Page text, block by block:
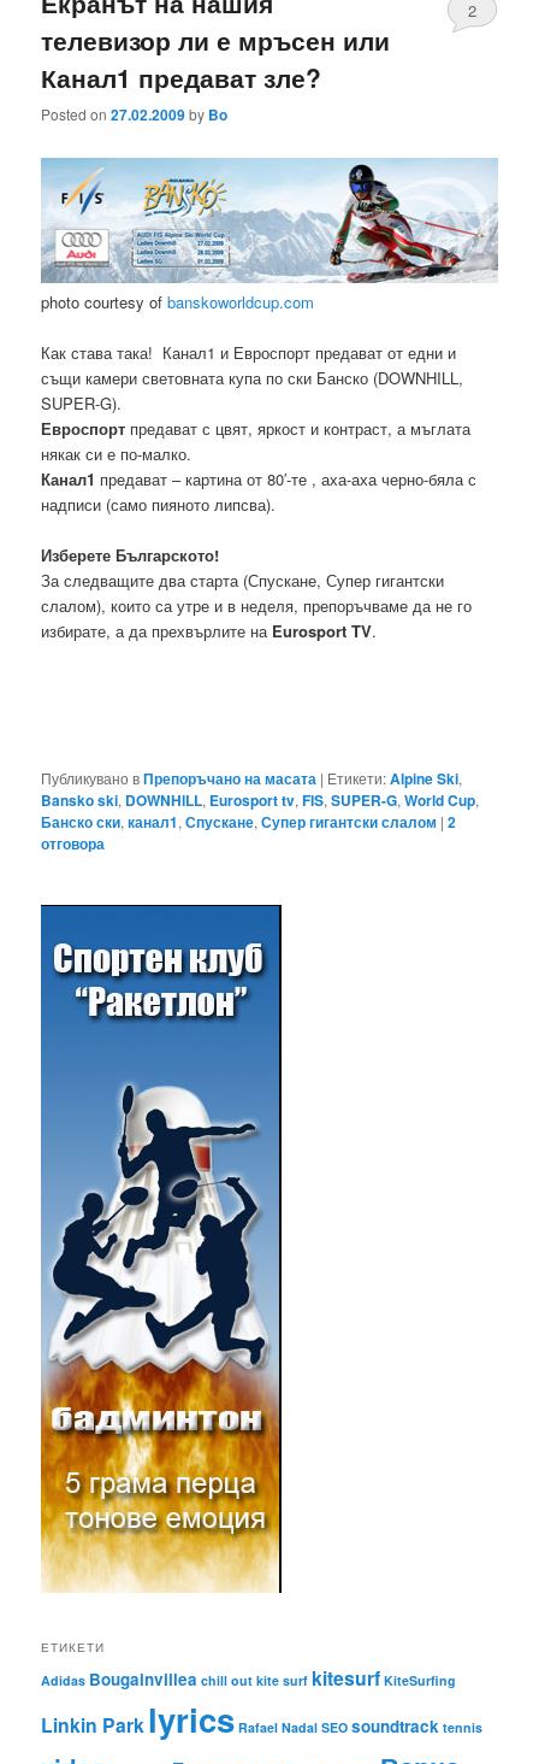
телевизор ли е мръсен или
Канал1 предават зле?
Posted on27.02.2009by Bo
2
photo courtesy ofbanskoworldcup.com
Как става така! Канал1 и Евроспорт предават от едни и
същи камери световната купа по ски Банско (DOWNHILL,
SUPER-G).
Евроспорт предават с цвят, яркост и контраст, а мъглата
някак си е по-малко.
Канал1 предават – картина от 80′-те , аха-аха черно-бяла с
надписи (само пияното липсва).
Изберете Българското!
За следващите два старта (Спускане, Супер гигантски
слалом), които са утре и в неделя, препоръчваме да не го
избирате, а да прехвърлите на Eurosport TV.
Публикувано вПрепоръчано на масата | Етикети:Alpine Ski,
Bansko ski, DOWNHILL, Eurosport tv,FIS,SUPER-G,World Cup,
Банско ски,канал1,Спускане,Супер гигантски слалом |2
отговора
ЕТИКЕТИ
Adidas Bougainvillea chill out kite surf kitesurf KiteSurfing
Linkin Parklyrics Rafael Nadal SEO soundtrack tennis